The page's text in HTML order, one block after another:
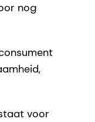
nog
voor